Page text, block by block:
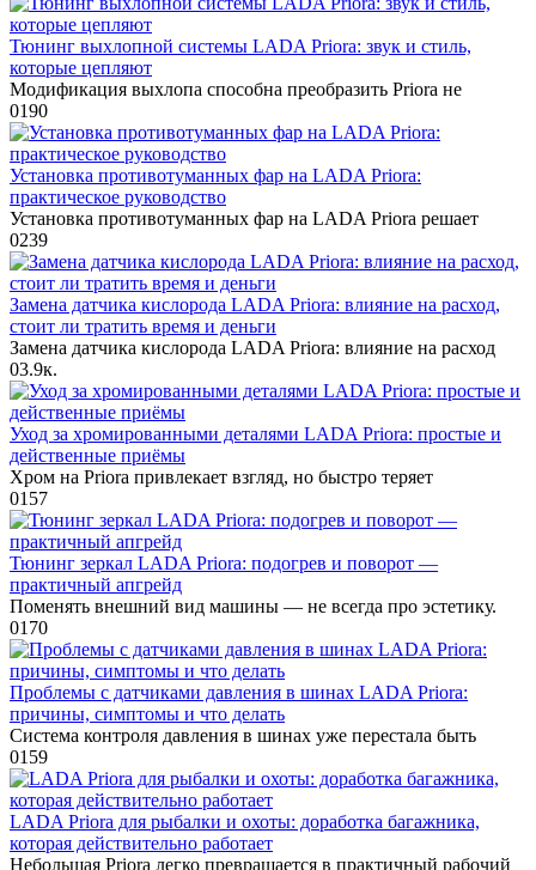
Тюнинг выхлопной системы LADA Priora: звук и стиль,
которые цепляют
Модификация выхлопа способна преобразить Priora не
0190
Установка противотуманных фар на LADA Priora:
практическое руководство
Установка противотуманных фар на LADA Priora решает
0239
Замена датчика кислорода LADA Priora: влияние на расход,
стоит ли тратить время и деньги
Замена датчика кислорода LADA Priora: влияние на расход
03.9к.
Уход за хромированными деталями LADA Priora: простые и
действенные приёмы
Хром на Priora привлекает взгляд, но быстро теряет
0157
Тюнинг зеркал LADA Priora: подогрев и поворот —
практичный апгрейд
Поменять внешний вид машины — не всегда про эстетику.
0170
Проблемы с датчиками давления в шинах LADA Priora:
причины, симптомы и что делать
Система контроля давления в шинах уже перестала быть
0159
LADA Priora для рыбалки и охоты: доработка багажника,
которая действительно работает
Небольшая Priora легко превращается в практичный рабочий